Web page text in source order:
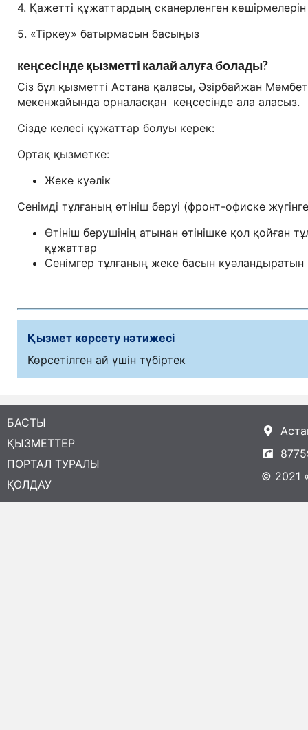
4. Қажетті құжаттардың сканерленген көшірмелерін
5. «Тіркеу» батырмасын басыңыз
кеңсесінде қызметті калай алуға болады?
Сіз бұл қызметті Астана қаласы, Әзірбайжан
мекенжайында орналасқан кеңсесінде ала аласыз.
Сізде келесі құжаттар болуы керек:
Ортақ қызметке:
Жеке куәлік
Сенімді тұлғаның өтініш беруі (фронт-офиске
Өтініш берушінің атынан өтінішке қол қойған
құжаттар
Сенімгер тұлғаның жеке басын
Қызмет көрсету нәтижесі
Көрсетілген ай үшін түбіртек
БАСТЫ
ҚЫЗМЕТТЕР
ПОРТАЛ ТУРАЛЫ
ҚОЛДАУ
© 2021